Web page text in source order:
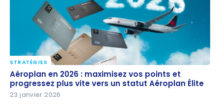
Aéroplan en 2026 : maximisez vos points et
progressez plus vite vers un statut Aéroplan Élite
STRATÉGIES
Aéroplan en 2026 : maximisez vos points et
progressez plus vite vers un statut Aéroplan Élite
23 janvier 2026